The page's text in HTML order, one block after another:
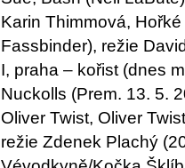
Karin Thimmová,
Fassbinder), režie
I, praha – kořist (dnes
Nuckolls (Prem. 13. 5.
Oliver Twist, Oliver
režie Zdenek Plachý